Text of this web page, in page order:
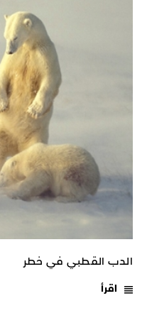
الدب القطبي في خطر
اقرأ